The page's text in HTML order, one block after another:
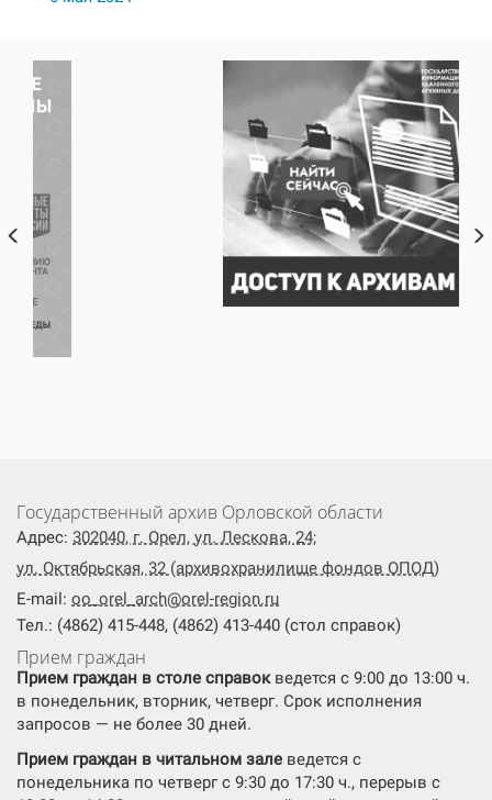
Государственный архив Орловской области
Адрес: 302040, г. Орел, ул. Лескова, 24;
ул. Октябрьская, 32 (архивохранилище фондов ОПОД)
E-mail: oo_orel_arch@orel-region.ru
Тел.: (4862) 415-448, (4862) 413-440 (стол справок)
Прием граждан
Прием граждан в столе справокведется с 9:00 до 13:00 ч.
в понедельник, вторник, четверг. Срок исполнения
запросов — не более 30 дней.
Прием граждан в читальном зале ведется с
понедельника по четверг с 9:30 до 17:30 ч., перерыв с